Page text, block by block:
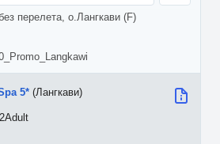
перелета, о.Лангкави (F)
5* (Лангкави)